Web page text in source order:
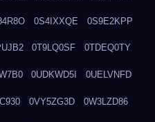
0S4IXXQE 0S9E2KPP
0T9LQ0SF 0TDEQ0TY
0UDKWD5I 0UELVNFD
0VY5ZG3D 0W3LZD86